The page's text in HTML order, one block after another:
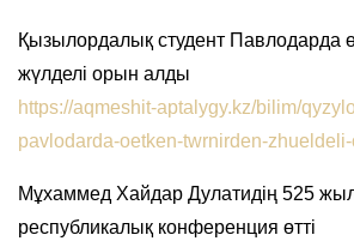
Қызылордалық студент Павлодарда
жүлделі орын алды
https://aqmeshit-aptalygy.kz/bilim/
pavlodarda-oetken-twrnirden-
Мұхаммед Хайдар Дулатидің 525
республикалық конференция өтті